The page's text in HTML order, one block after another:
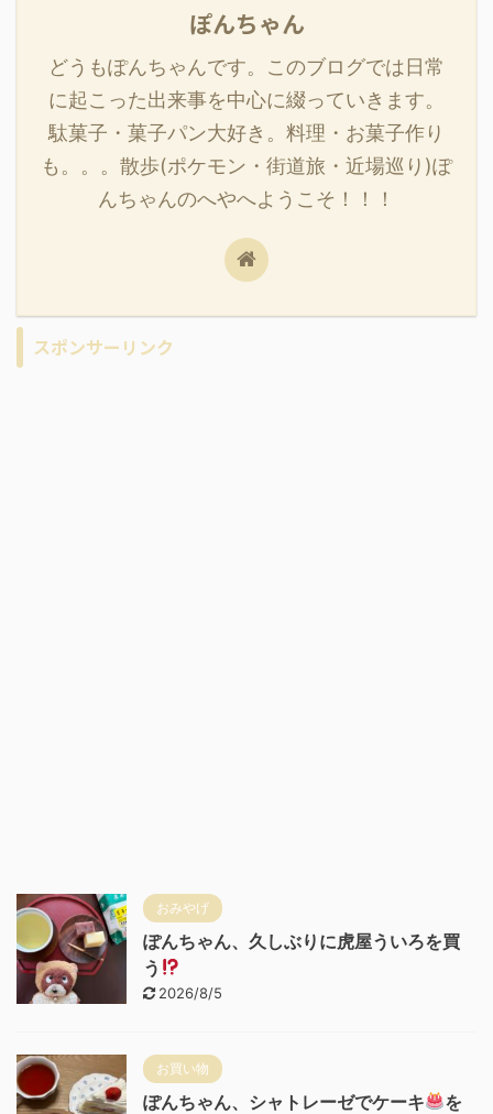
ぽんちゃん
どうもぽんちゃんです。このブログでは日常
に起こった出来事を中心に綴っていきます。
駄菓子・菓子パン大好き。料理・お菓子作り
も。。。散歩(ポケモン・街道旅・近場巡り)ぽ
んちゃんのへやへようこそ！！！
スポンサーリンク
おみやげ
ぽんちゃん、久しぶりに虎屋ういろを買
う
2026/8/5
お買い物
ぽんちゃん、シャトレーゼでケーキ
を